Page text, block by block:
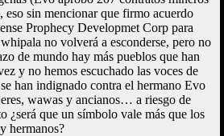
eso sin mencionar que firmo acuerdo
Prophecy Developmet Corp para
no volverá a esconderse, pero no
de mundo hay más pueblos que han
y no hemos escuchado las voces de
han indignado contra el hermano Evo
wawas y ancianos… a riesgo de
¿será que un símbolo vale más que los
hermanos?